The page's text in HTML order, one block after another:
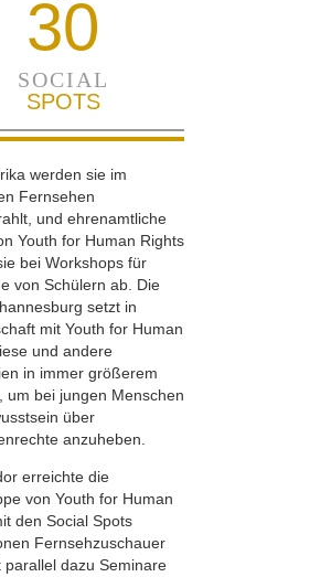
30
SOCIAL
SPOTS
werden sie im
Fernsehen
und ehrenamtliche
Youth for Human Rights
bei Workshops für
von Schülern ab. Die
setzt in
mit Youth for Human
und andere
in immer größerem
um bei jungen Menschen
über
anzuheben.
erreichte die
von Youth for Human
den Social Spots
Fernsehzuschauer
parallel dazu Seminare